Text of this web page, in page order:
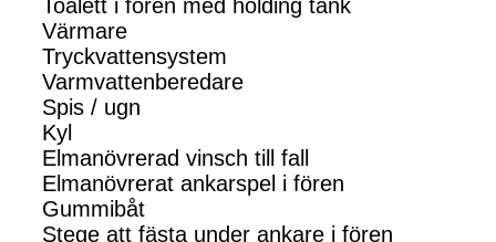
Toalett i fören med holding tank
Värmare
Tryckvattensystem
Varmvattenberedare
Spis / ugn
Kyl
Elmanövrerad vinsch till fall
Elmanövrerat ankarspel i fören
Gummibåt
Stege att fästa under ankare i fören